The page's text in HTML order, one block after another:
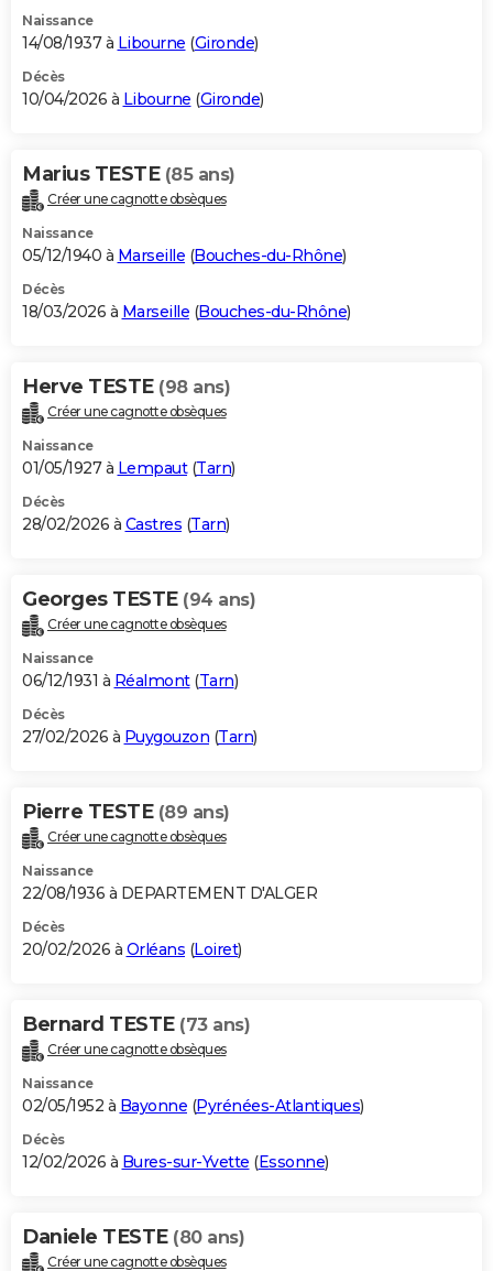
Naissance
14/08/1937 à Libourne (Gironde)
Décès
10/04/2026 à Libourne (Gironde)
Marius TESTE (85 ans)
Créer une cagnotte obsèques
Naissance
05/12/1940 à Marseille (Bouches-du-Rhône)
Décès
18/03/2026 à Marseille (Bouches-du-Rhône)
Herve TESTE (98 ans)
Créer une cagnotte obsèques
Naissance
01/05/1927 à Lempaut(Tarn)
Décès
28/02/2026 à Castres (Tarn)
Georges TESTE (94 ans)
Créer une cagnotte obsèques
Naissance
06/12/1931 à Réalmont(Tarn)
Décès
27/02/2026 à Puygouzon (Tarn)
Pierre TESTE (89 ans)
Créer une cagnotte obsèques
Naissance
22/08/1936 à DEPARTEMENT D'ALGER
Décès
20/02/2026 à Orléans (Loiret)
Bernard TESTE (73 ans)
Créer une cagnotte obsèques
Naissance
02/05/1952 à Bayonne (Pyrénées-Atlantiques)
Décès
12/02/2026 à Bures-sur-Yvette (Essonne)
Daniele TESTE (80 ans)
Créer une cagnotte obsèques